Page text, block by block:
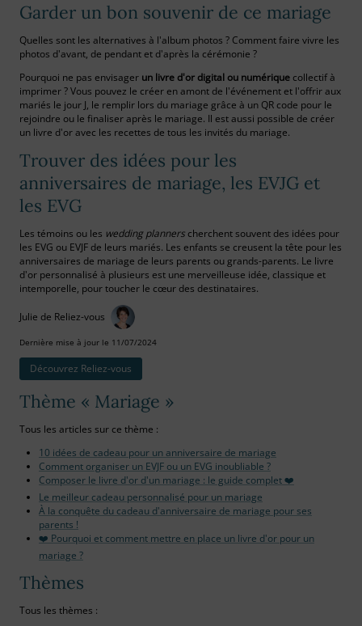
Garder un bon souvenir de ce mariage
Quelles sont les alternatives à l'album photos ? Comment faire vivre les
photos d'avant, de pendant et d'après la cérémonie ?
Pourquoi ne pas envisager un livre d'or digital ou numérique collectif à
imprimer ? Vous pouvez le créer en amont de l'événement et l'offrir aux
mariés le jour J, le remplir lors du mariage grâce à un QR code pour le
rejoindre ou le finaliser après le mariage. Il est aussi possible de créer
un livre d'or avec les recettes de tous les invités du mariage.
Trouver des idées pour les
anniversaires de mariage, les EVJG et
les EVG
Les témoins ou les wedding planners cherchent souvent des idées pour
les EVG ou EVJF de leurs mariés. Les enfants se creusent la tête pour les
anniversaires de mariage de leurs parents ou grands-parents. Le livre
d'or personnalisé à plusieurs est une merveilleuse idée, classique et
intemporelle, pour toucher le cœur des destinataires.
Julie de Reliez-vous
Dernière mise à jour le 11/07/2024
Découvrez Reliez‑vous
Thème « Mariage »
Tous les articles sur ce thème :
10 idées de cadeau pour un anniversaire de mariage
Comment organiser un EVJF ou un EVG inoubliable ?
Composer le livre d'or d'un mariage : le guide complet ❤️
Le meilleur cadeau personnalisé pour un mariage
À la conquête du cadeau d'anniversaire de mariage pour ses
parents !
❤️ Pourquoi et comment mettre en place un livre d'or pour un
mariage ?
Thèmes
Tous les thèmes :